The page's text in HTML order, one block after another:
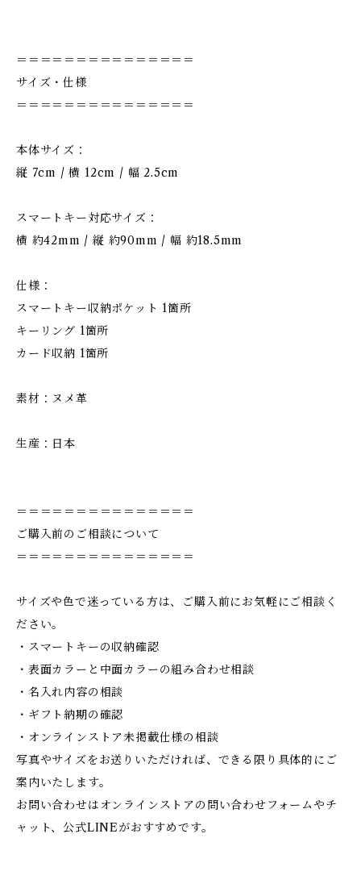
＝＝＝＝＝＝＝＝＝＝＝＝＝＝＝
サイズ・仕様
＝＝＝＝＝＝＝＝＝＝＝＝＝＝＝
本体サイズ：
縦 7cm / 横 12cm / 幅 2.5cm
スマートキー対応サイズ：
横 約42mm / 縦 約90mm / 幅 約18.5mm
仕様：
スマートキー収納ポケット 1箇所
キーリング 1箇所
カード収納 1箇所
素材：ヌメ革
生産：日本
＝＝＝＝＝＝＝＝＝＝＝＝＝＝＝
ご購入前のご相談について
＝＝＝＝＝＝＝＝＝＝＝＝＝＝＝
サイズや色で迷っている方は、ご購入前にお気軽にご相談く
ださい。
・スマートキーの収納確認
・表面カラーと中面カラーの組み合わせ相談
・名入れ内容の相談
・ギフト納期の確認
・オンラインストア未掲載仕様の相談
写真やサイズをお送りいただければ、できる限り具体的にご
案内いたします。
お問い合わせはオンラインストアの問い合わせフォームやチ
ャット、公式LINEがおすすめです。